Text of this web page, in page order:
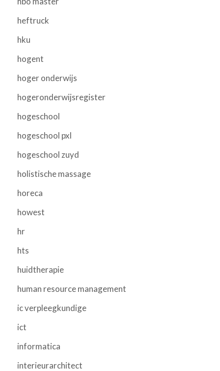
heftruck
hku
hogent
hoger onderwijs
hogeronderwijsregister
hogeschool
hogeschool pxl
hogeschool zuyd
holistische massage
horeca
howest
hr
hts
huidtherapie
human resource management
ic verpleegkundige
ict
informatica
interieurarchitect